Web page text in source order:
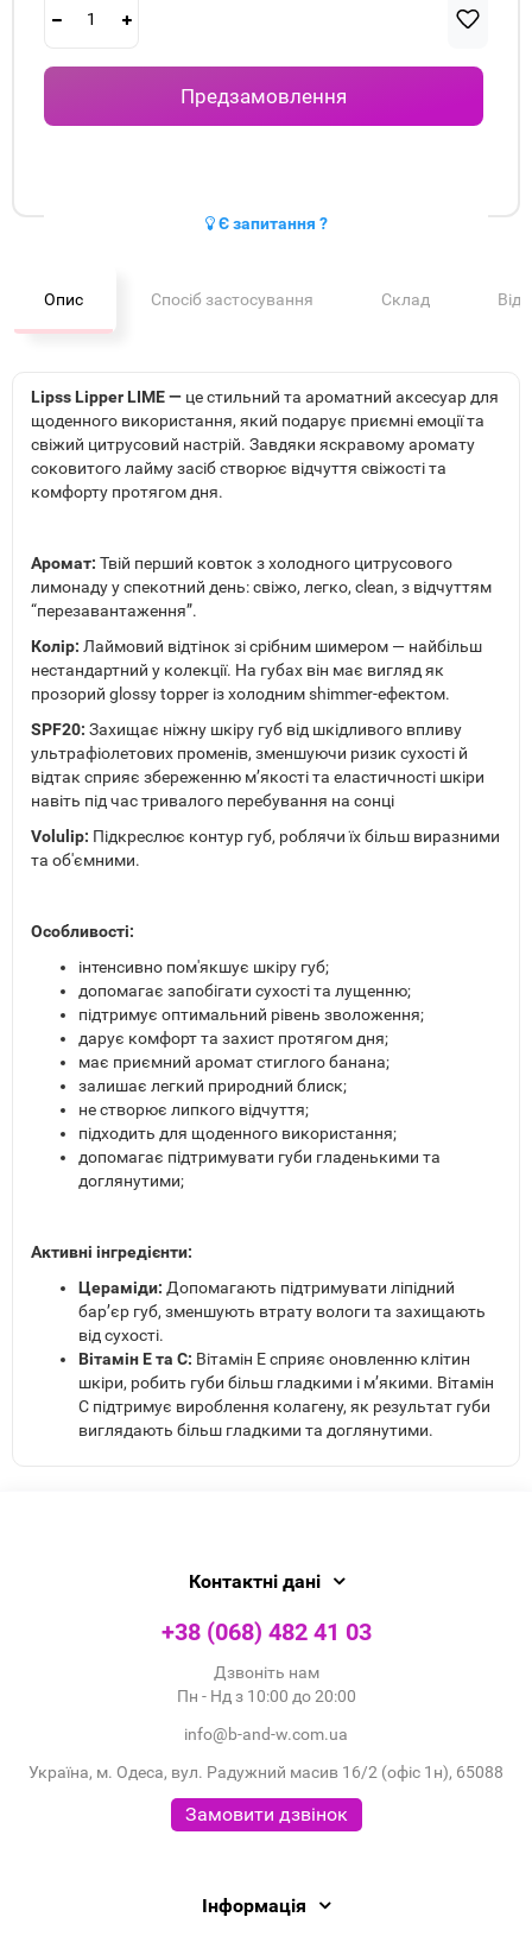
Предзамовлення
Є запитання ?
Опис Спосіб застосування Склад
Lipss Lipper LIME — це стильний та ароматний аксесуар для
щоденного використання, який подарує приємні емоції та
свіжий цитрусовий настрій. Завдяки яскравому аромату
соковитого лайму засіб створює відчуття свіжості та
комфорту протягом дня.
Аромат: Твій перший ковток з холодного цитрусового
лимонаду у спекотний день: свіжо, легко, clean, з відчуттям
“перезавантаження”.
Колір: Лаймовий відтінок зі срібним шимером — найбільш
нестандартний у колекції. На губах він має вигляд як
прозорий glossy topper із холодним shimmer-ефектом.
SPF20: Захищає ніжну шкіру губ від шкідливого впливу
ультрафіолетових променів, зменшуючи ризик сухості й
відтак сприяє збереженню м’якості та еластичності шкіри
навіть під час тривалого перебування на сонці
Volulip: Підкреслює контур губ, роблячи їх більш виразними
та об'ємними.
Особливості:
інтенсивно пом'якшує шкіру губ;
допомагає запобігати сухості та лущенню;
підтримує оптимальний рівень зволоження;
дарує комфорт та захист протягом дня;
має приємний аромат стиглого банана;
залишає легкий природний блиск;
не створює липкого відчуття;
підходить для щоденного використання;
допомагає підтримувати губи гладенькими та
доглянутими;
Активні інгредієнти:
Цераміди: Допомагають підтримувати ліпідний
барʼєр губ, зменшують втрату вологи та захищають
від сухості.
Вітамін Е та С: Вітамін Е сприяє оновленню клітин
шкіри, робить губи більш гладкими і м’якими. Вітамін
С підтримує вироблення колагену, як результат губи
виглядають більш гладкими та доглянутими.
Контактні дані
+38 (068) 482 41 03
Дзвоніть нам
Пн - Нд з 10:00 до 20:00
info@b-and-w.com.ua
Україна, м. Одеса, вул. Радужний масив 16/2 (офіс 1н), 65088
Замовити дзвінок
Інформація